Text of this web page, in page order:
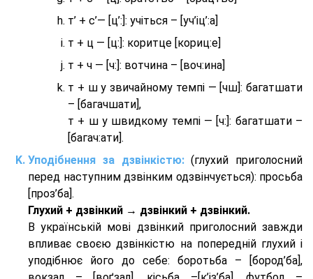
т’ + с’— [ц’:]: учіться – [уч’іц’:a]
т + ц — [ц:]: коритце [кориц:е]
т + ч — [ч:]: вотчина – [вoч:ина]
т + ш у звичайному темпі — [чш]: багатшати
– [багачшати],
т + ш у швидкому темпі — [ч:]: багатшати –
[багач:ати].
Уподібнення за дзвінкістю:(глухий приголосний
перед наступним дзвінким одзвінчується): просьба
[проз’ба].
Глухий + дзвінкий → дзвінкий + дзвінкий.
В українській мові дзвінкий приголосний завжди
впливає своєю дзвінкістю на попередній глухий і
уподібнює його до себе: боротьба – [бород’ба],